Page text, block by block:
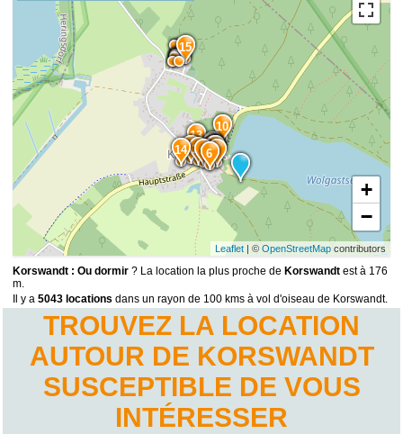
15
14
13
1211
10
9
8
7
65
4
3
21
+
−
Leaflet| © OpenStreetMapcontributors
Korswandt : Ou dormir ? La location la plus proche de Korswandt est à 176
m.
Il y a5043 locations dans un rayon de 100 kms à vol d'oiseau de Korswandt.
TROUVEZ LA LOCATION
AUTOUR DE KORSWANDT
SUSCEPTIBLE DE VOUS
INTÉRESSER